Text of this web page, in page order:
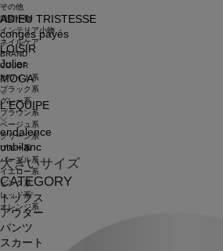
ADIEU TRISTESSE
congés payés
LOISIR
Julier
MOGA
L'EQUIPE
endalence
unbilanc
大きいサイズ
CATEGORY
トップス
アウター
パンツ
スカート
その他
雑貨小物
インテリア小物
ネイルケア
BRAND
COLOR
ホワイト系
ブラック系
グレー系
ブラウン系
ベージュ系
グリーン系
ブルー系
パープル系
イエロー系
ピンク系
レッド系
オレンジ系